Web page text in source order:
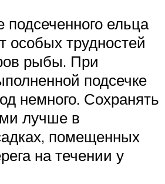
ельца
особых трудностей
рыбы. При
подсечке
немного. Сохранять
лучше в
помещенных
на течении у